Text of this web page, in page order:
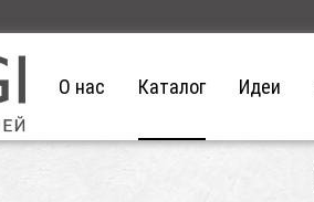
О нас Каталог Идеи